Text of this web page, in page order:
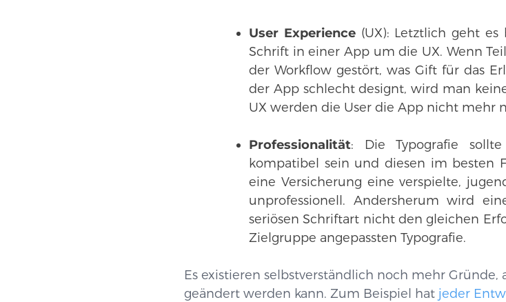
User Experience(UX): Letztlich geht
Schrift in einer App um die UX. Wenn
der Workflow gestört, was Gift für das
der App schlecht designt, wird man
UX werden die User die App nicht mehr
Professionalität: Die Typografie
kompatibel sein und diesen im besten
eine Versicherung eine verspielte,
unprofessionell. Andersherum wird
seriösen Schriftart nicht den gleichen
Zielgruppe angepassten Typografie.
Es existieren selbstverständlich noch mehr Gründe,
geändert werden kann. Zum Beispiel hat jeder